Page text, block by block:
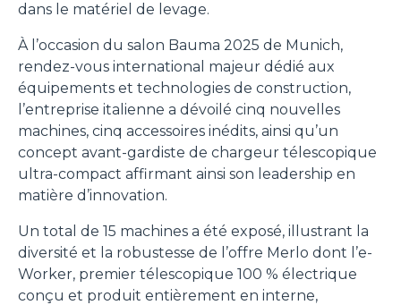
dans le matériel de levage.
À l’occasion du salon Bauma 2025 de Munich,
rendez-vous international majeur dédié aux
équipements et technologies de construction,
l’entreprise italienne a dévoilé cinq nouvelles
machines, cinq accessoires inédits, ainsi qu’un
concept avant-gardiste de chargeur télescopique
ultra-compact affirmant ainsi son leadership en
matière d’innovation.
Un total de 15 machines a été exposé, illustrant la
diversité et la robustesse de l’offre Merlo dont l’e-
Worker, premier télescopique 100 % électrique
conçu et produit entièrement en interne,